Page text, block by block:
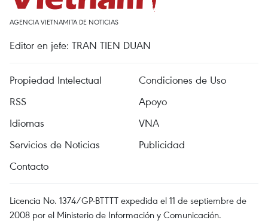
AGENCIA VIETNAMITA DE NOTICIAS
Editor en jefe: TRAN TIEN DUAN
Propiedad Intelectual
Condiciones de Uso
RSS
Apoyo
Idiomas
VNA
Servicios de Noticias
Publicidad
Contacto
Licencia No. 1374/GP-BTTTT expedida el 11 de septiembre de
2008 por el Ministerio de Información y Comunicación.